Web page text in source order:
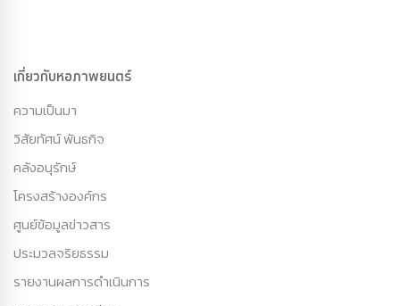
เกี่ยวกับหอภาพยนตร์
ความเป็นมา
วิสัยทัศน์ พันธกิจ
คลังอนุรักษ์
โครงสร้างองค์กร
ศูนย์ข้อมูลข่าวสาร
ประมวลจริยธรรม
รายงานผลการดำเนินการ